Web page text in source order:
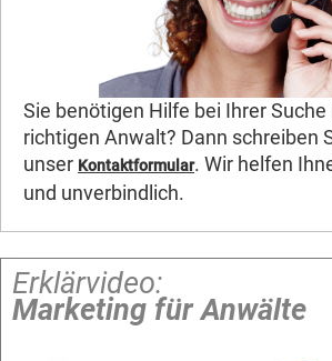
Sie benötigen Hilfe bei Ihrer Suche
richtigen Anwalt? Dann schreiben
unser Kontaktformular. Wir helfen
und unverbindlich.
Erklärvideo:
Marketing für Anwälte